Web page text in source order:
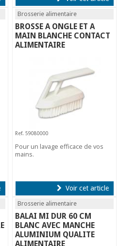
Brosserie alimentaire
BROSSE A ONGLE ET A
MAIN BLANCHE CONTACT
ALIMENTAIRE
Ref. 59080000
Pour un lavage efficace de vos
mains.
Voir cet article
Brosserie alimentaire
BALAI MI DUR 60 CM
BLANC AVEC MANCHE
ALUMINIUM QUALITE
ALIMENTAIRE